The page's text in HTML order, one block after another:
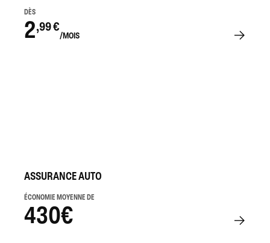
DÈS
2,99 €
/MOIS
ASSURANCE AUTO
ÉCONOMIE MOYENNE DE
430€